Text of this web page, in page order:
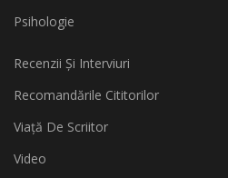
Psihologie
Recenzii Și Interviuri
Recomandările Cititorilor
Viață De Scriitor
Video